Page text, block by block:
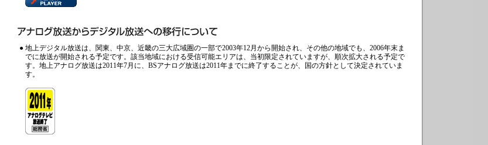
● 地上デジタル放送は、関東、中京、近畿の三大広域圏の一部で2003年12月から開始され、その他の地域でも、2006年末ま
でに放送が開始される予定です。該当地域における受信可能エリアは、当初限定されていますが、順次拡大される予定で
す。地上アナログ放送は2011年7月に、BSアナログ放送は2011年までに終了することが、国の方針として決定されていま
す。